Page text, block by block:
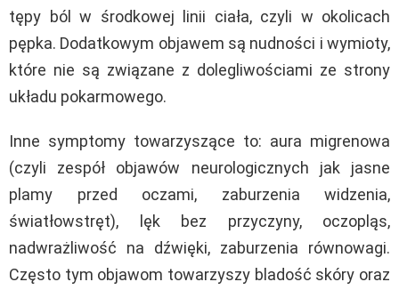
tępy ból w środkowej linii ciała, czyli w okolicach
pępka. Dodatkowym objawem są nudności i wymioty,
które nie są związane z dolegliwościami ze strony
układu pokarmowego.
Inne symptomy towarzyszące to: aura migrenowa
(czyli zespół objawów neurologicznych jak jasne
plamy przed oczami, zaburzenia widzenia,
światłowstręt), lęk bez przyczyny, oczopląs,
nadwrażliwość na dźwięki, zaburzenia równowagi.
Często tym objawom towarzyszy bladość skóry oraz